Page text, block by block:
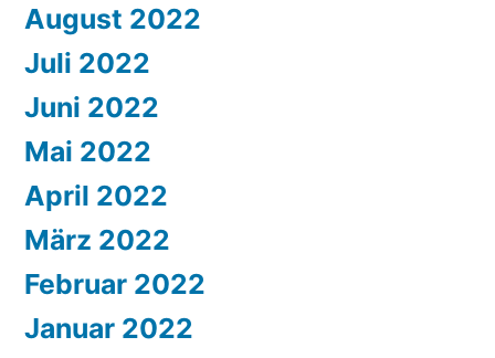
August 2022
Juli 2022
Juni 2022
Mai 2022
April 2022
März 2022
Februar 2022
Januar 2022